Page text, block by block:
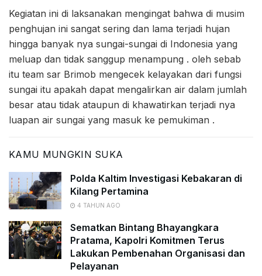
Kegiatan ini di laksanakan mengingat bahwa di musim
penghujan ini sangat sering dan lama terjadi hujan
hingga banyak nya sungai-sungai di Indonesia yang
meluap dan tidak sanggup menampung . oleh sebab
itu team sar Brimob mengecek kelayakan dari fungsi
sungai itu apakah dapat mengalirkan air dalam jumlah
besar atau tidak ataupun di khawatirkan terjadi nya
luapan air sungai yang masuk ke pemukiman .
KAMU MUNGKIN SUKA
Polda Kaltim Investigasi Kebakaran di
Kilang Pertamina
4 TAHUN AGO
Sematkan Bintang Bhayangkara
Pratama, Kapolri Komitmen Terus
Lakukan Pembenahan Organisasi dan
Pelayanan